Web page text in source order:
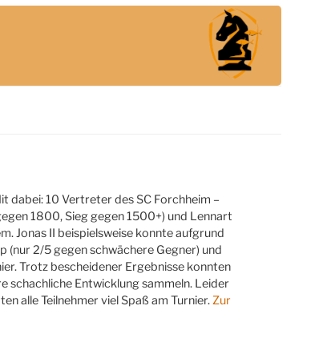
dabei: 10 Vertreter des SC Forchheim –
1800, Sieg gegen 1500+) und Lennart
Jonas II beispielsweise konnte aufgrund
(nur 2/5 gegen schwächere Gegner) und
Trotz bescheidener Ergebnisse konnten
schachliche Entwicklung sammeln. Leider
alle Teilnehmer viel Spaß am Turnier.Zur